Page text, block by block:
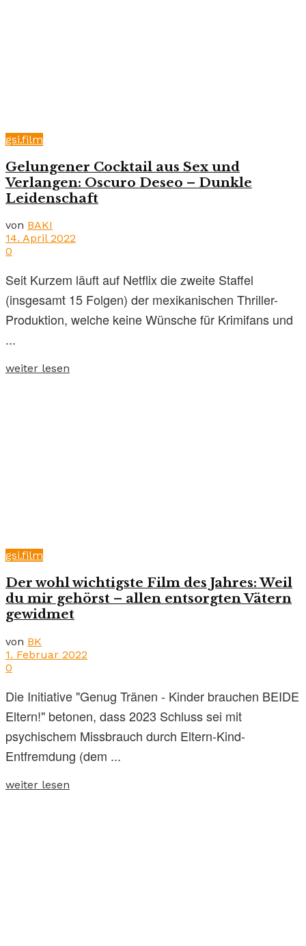
gsi.film
Gelungener Cocktail aus Sex und
Verlangen: Oscuro Deseo – Dunkle
Leidenschaft
von BAKI
14. April 2022
0
Seit Kurzem läuft auf Netflix die zweite Staffel
(insgesamt 15 Folgen) der mexikanischen Thriller-
Produktion, welche keine Wünsche für Krimifans und
...
weiter lesen
gsi.film
Der wohl wichtigste Film des Jahres: Weil
du mir gehörst – allen entsorgten Vätern
gewidmet
von BK
1. Februar 2022
0
Die Initiative "Genug Tränen - Kinder brauchen BEIDE
Eltern!" betonen, dass 2023 Schluss sei mit
psychischem Missbrauch durch Eltern-Kind-
Entfremdung (dem ...
weiter lesen